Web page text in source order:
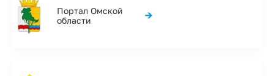
Портал Омской
области
→